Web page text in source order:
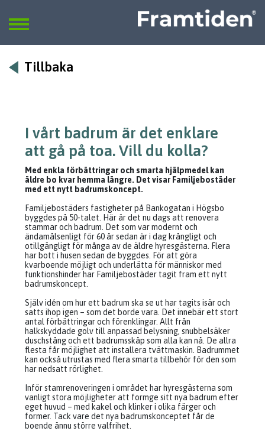
SÖK
Tillbaka
I vårt badrum är det enklare
att gå på toa. Vill du kolla?
Med enkla förbättringar och smarta hjälpmedel kan
äldre bo kvar hemma längre. Det visar Familjebostäder
med ett nytt badrumskoncept.
Familjebostäders fastigheter på Bankogatan i Högsbo
byggdes på 50-talet. Här är det nu dags att renovera
stammar och badrum. Det som var modernt och
ändamålsenligt för 60 år sedan är i dag krångligt och
otillgängligt för många av de äldre hyresgästerna. Flera
har bott i husen sedan de byggdes. För att göra
kvarboende möjligt och underlätta för människor med
funktionshinder har Familjebostäder tagit fram ett nytt
badrumskoncept.
Själv idén om hur ett badrum ska se ut har tagits isär och
satts ihop igen – som det borde vara. Det innebär ett stort
antal förbättringar och förenklingar. Allt från
halkskyddade golv till anpassad belysning, snubbelsäker
duschstång och ett badrumsskåp som alla kan nå. De allra
flesta får möjlighet att installera tvättmaskin. Badrummet
kan också utrustas med flera smarta tillbehör för den som
har nedsatt rörlighet.
Inför stamrenoveringen i området har hyresgästerna som
vanligt stora möjligheter att formge sitt nya badrum efter
eget huvud – med kakel och klinker i olika färger och
former. Tack vare det nya badrumskonceptet får de
boende ännu större valfrihet.